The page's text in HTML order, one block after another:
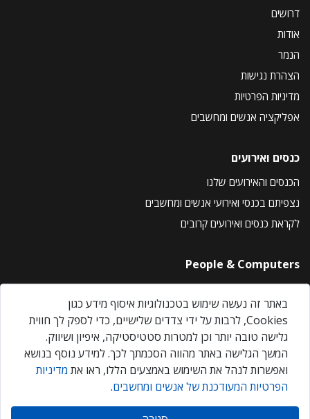
דרושים
אודות
הנמר
הצהרת נגישות
מדיניות הפרטיות
אפליקציה אנשים ומחשבים
כנסים ואירועים
הכנסים והאירועים שלנו
נצפיתם בכנסי ואירועי אנשים ומחשבים
לקראת כנסים ואירועים קרובים
People & Computers
About Us
Privacy Policy
Contact Us
Our Events
אנשים ומחשבים © 2026 – כל הזכויות שמורות
באתר זה נעשה שימוש בטכנולוגיות איסוף מידע כגון
Cookies, לרבות על ידי צדדים שלישיים, כדי לספק לך חווית
גלישה טובה יותר וכן למטרות סטטיסטיקה, איפיון ושיווק.
המשך הגלישה באתר מהווה הסכמתך לכך. למידע נוסף בנושא
ואפשרות לנהל את השימוש באמצעים הללו, ראו את מדיניות
הפרטיות המעודכנת של אנשים ומחשבים.